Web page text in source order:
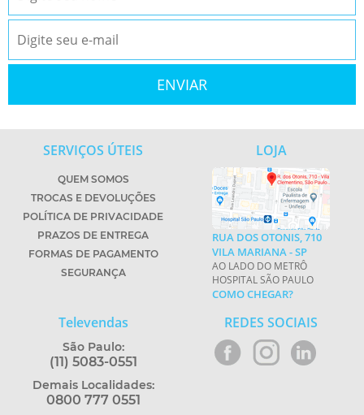
SERVIÇOS ÚTEIS
QUEM SOMOS
TROCAS E DEVOLUÇÕES
POLÍTICA DE PRIVACIDADE
PRAZOS DE ENTREGA
FORMAS DE PAGAMENTO
SEGURANÇA
LOJA
RUA DOS OTONIS, 710
VILA MARIANA - SP
AO LADO DO METRÔ
HOSPITAL SÃO PAULO
COMO CHEGAR?
Televendas
São Paulo:
(11) 5083-0551
Demais Localidades:
0800 777 0551
REDES SOCIAIS